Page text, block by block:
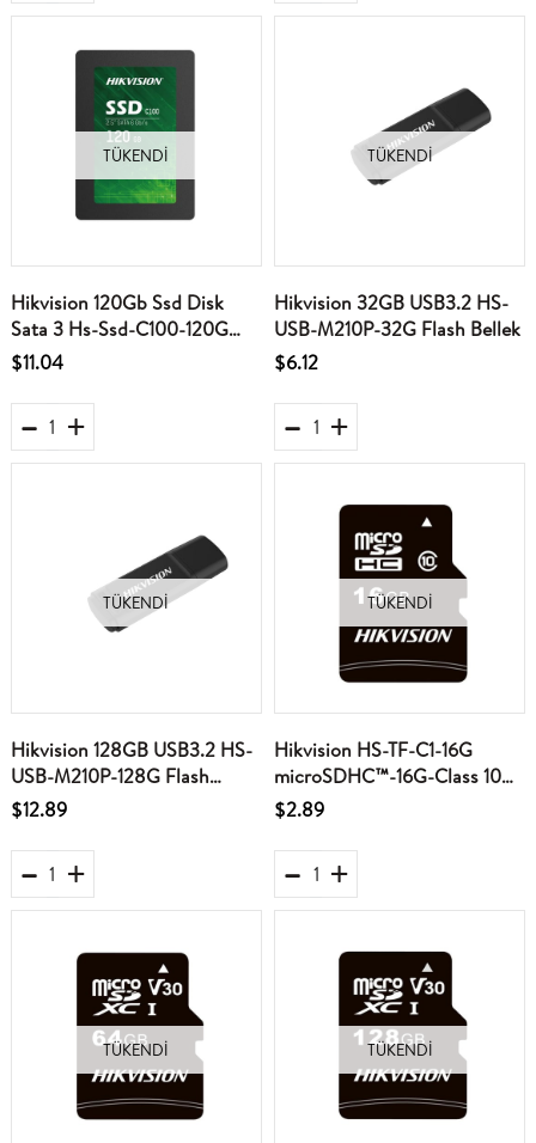
TÜKENDI
Hikvision 120Gb Ssd Disk
Sata 3 Hs-Ssd-C100-120G
550Mb-420Mb Harddisk
$11.04
TÜKENDI
Hikvision 32GB USB3.2 HS-
USB-M210P-32G Flash Bellek
$6.12
TÜKENDI
Hikvision 128GB USB3.2 HS-
USB-M210P-128G Flash
Bellek
$12.89
TÜKENDI
Hikvision HS-TF-C1-16G
microSDHC™-16G-Class 10
and UHS-I - TLC MicroSD
$2.89
TÜKENDI TÜKENDI